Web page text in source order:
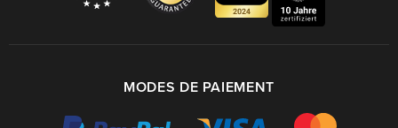
MODES DE PAIEMENT